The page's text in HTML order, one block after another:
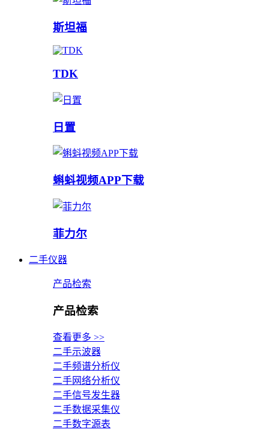
斯坦福
TDK
日置
蝌蚪视频APP下载
菲力尔
二手仪器
产品检索
产品检索
查看更多 >>
二手示波器
二手频谱分析仪
二手网络分析仪
二手信号发生器
二手数据采集仪
二手数字源表